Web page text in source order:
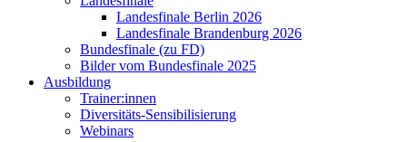
Landesfinale Berlin 2026
Landesfinale Brandenburg 2026
Bundesfinale (zu FD)
Bilder vom Bundesfinale 2025
Ausbildung
Trainer:innen
Diversitäts-Sensibilisierung
Webinars